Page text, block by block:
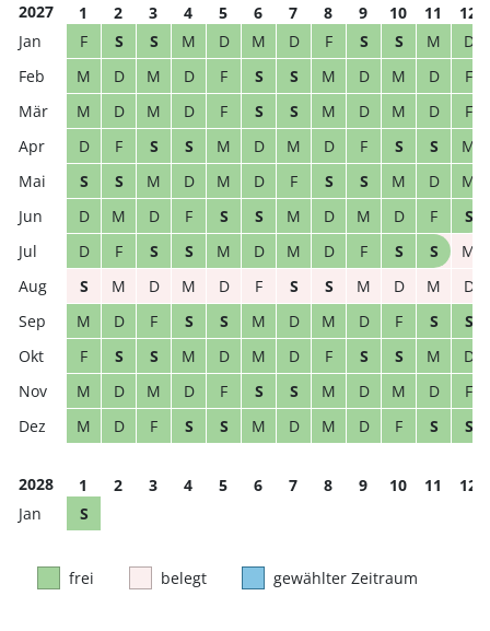
2027 1 2 3 4 5 6 7 8 9 10 11
12
F
S S M D M D F S S M
D
M
D M D F S S M D M D
F
M
D M D F S S M D M D
F
D
F S S M D M D F S S
M
S
S M D M D F S S M D
M
D
M D F S S M D M D F
S
D
F S S M D M D F S S
M
S
M D M D F S S M D M
D
M
D F S S M D M D F S
S
F
S S M D M D F S S M
D
M
D M D F S S M D M D
F
M
D F S S M D M D F S S
2028 1 2 3 4 5 6 7 8 9 10 11
12
S
frei belegt gewählter Zeitraum